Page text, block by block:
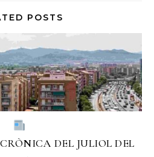
POSTS
DEL JULIOL DEL